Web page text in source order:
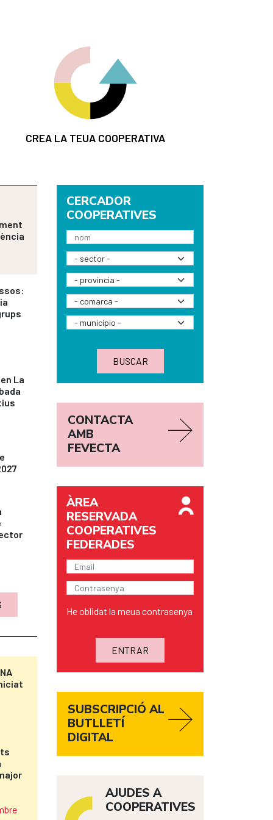
CREA LA TEUA COOPERATIVA
La
CERCADOR
COOPERATIVES
BUSCAR
CONTACTA
AMB
FEVECTA
ÀREA
RESERVADA
COOPERATIVES
FEDERADES
He oblidat la meua contrasenya
ENTRAR
SUBSCRIPCIÓ AL
BUTLLETÍ
DIGITAL
AJUDES A
COOPERATIVES